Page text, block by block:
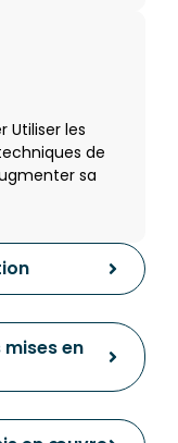
Utiliser les
de
sa
en